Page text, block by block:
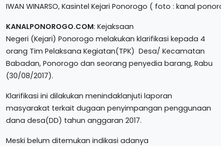
IWAN WINARSO, Kasintel Kejari Ponorogo ( foto : kanal
KANALPONOROGO.COM: Kejaksaan
Negeri (Kejari) Ponorogo melakukan klarifikasi kepada 4
orang Tim Pelaksana Kegiatan(TPK) Desa/ Kecamatan
Babadan, Ponorogo dan seorang penyedia barang, Rabu
(30/08/2017).
Klarifikasi ini dilakukan menindaklanjuti laporan
masyarakat terkait dugaan penyimpangan penggunaan
dana desa(DD) tahun anggaran 2017.
Meski belum ditemukan indikasi adanya